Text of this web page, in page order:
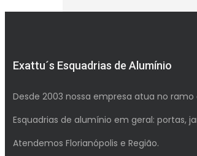
Exattu´s Esquadrias de Alumínio
Desde 2003 nossa empresa atua no
Esquadrias de alumínio em geral: portas,
Atendemos Florianópolis e Região.